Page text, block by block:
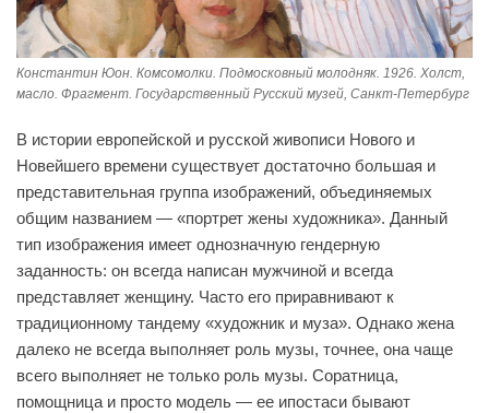
Константин Юон. Комсомолки. Подмосковный молодняк. 1926. Холст,
масло. Фрагмент. Государственный Русский музей, Санкт-Петербург
В истории европейской и русской живописи Нового и
Новейшего времени существует достаточно большая и
представительная группа изображений, объединяемых
общим названием — «портрет жены художника». Данный
тип изображения имеет однозначную гендерную
заданность: он всегда написан мужчиной и всегда
представляет женщину. Часто его приравнивают к
традиционному тандему «художник и муза». Однако жена
далеко не всегда выполняет роль музы, точнее, она чаще
всего выполняет не только роль музы. Соратница,
помощница и просто модель — ее ипостаси бывают